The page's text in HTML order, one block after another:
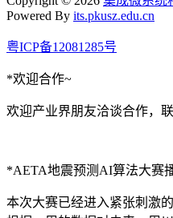
Powered By its.pkusz.edu.cn
粤ICP备12081285号
*欢迎合作~
欢迎产业界朋友洽谈合作，
*AETA地震预测AI算法大赛
本次大赛已经进入紧张刺激